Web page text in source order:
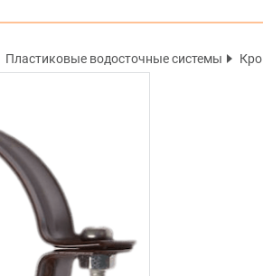
Пластиковые водосточные системы